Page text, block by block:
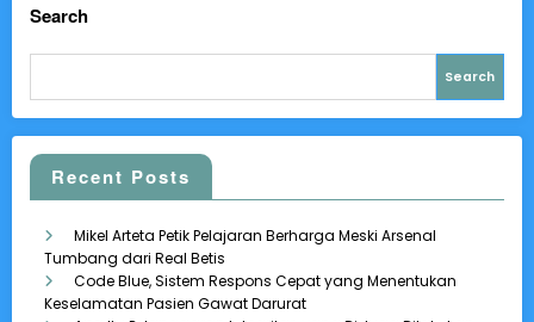
Search
Search
Recent Posts
Mikel Arteta Petik Pelajaran Berharga Meski Arsenal
Tumbang dari Real Betis
Code Blue, Sistem Respons Cepat yang Menentukan
Keselamatan Pasien Gawat Darurat